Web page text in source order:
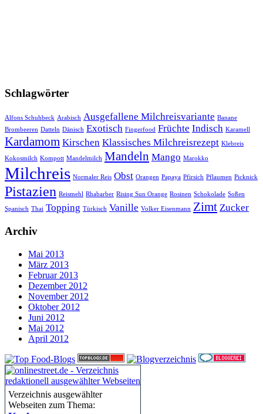
Schlagwörter
Alfons Schuhbeck Arabisch Ausgefallene Milchreisvariante Banane
Brombeeren Datteln Dänisch Exotisch Fingerfood Früchte Indisch Karamell
Kardamom Kirschen Klassisches Milchreisrezept Klebreis
Kokosmilch Kompott Mandelmilch Mandeln Mango Marokko
Milchreis Normaler Reis Obst Orangen Papaya Pfirsich Pflaumen Picknick
Pistazien Reismehl Rhabarber Rising Sun Orange Rosinen Schokolade Soßen
Spanisch Thai Topping Türkisch Vanille Volker Eisenmann Zimt Zucker
Archiv
Mai 2013
März 2013
Februar 2013
Dezember 2012
November 2012
Oktober 2012
Juni 2012
Mai 2012
April 2012
Verzeichnis ausgewählter
Webseiten zum Thema: